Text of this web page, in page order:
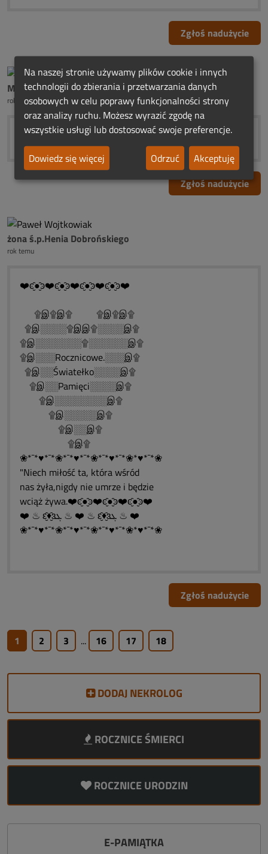
Zgłoś nadużycie
M
rok temu
Zgłoś nadużycie
żona ś.p.Henia Dobrońskiego
rok temu
❤️ͼ̮̑●̮̑ͽ❤️ͼ̮̑●̮̑ͽ❤️ͼ̮̑●̮̑ͽ❤️ͼ̮̑●̮̑ͽ❤️
۩இ۩இ۩ ۩இ۩இ۩
۩இ░░░░۩இஇ۩░░░░இ۩
۩இ░░░░░░░۩░░░░░░இ۩
۩இ░░░Rocznicowe.░░░இ۩
۩இ░░Światełko░░░░இ۩
۩இ░░Pamięci░░░░இ۩
۩இ░░░░░░░░இ۩
۩இ░░░░░இ۩
۩இ░░இ۩
۩இ۩
❀*¯*♥*¯*❀*¯*♥*¯*❀*¯*♥*¯*❀*♥*¯*❀
"Niech miłość ta, która wśród
nas żyła,nigdy nie umrze i będzie
wciąż żywa.❤️ͼ̮̑●̮̑ͽ❤️ͼ̮̑●̮̑ͽ❤️ͼ̮̑●̮̑ͽ❤️
❤️ ♨ ԑ̮̑♦̮̑ɜܓ ♨ ❤️ ♨ ԑ̮̑♦̮̑ɜܓ ♨ ❤️
❀*¯*♥*¯*❀*¯*♥*¯*❀*¯*♥*¯*❀*♥*¯*❀
Zgłoś nadużycie
1 2 3 ... 16 17 18
DODAJ NEKROLOG
ROCZNICE ŚMIERCI
ROCZNICE URODZIN
E-PAMIĄTKA
Na naszej stronie używamy plików cookie i innych
technologii do zbierania i przetwarzania danych
osobowych w celu poprawy funkcjonalności strony
oraz analizy ruchu. Możesz wyrazić zgodę na
wszystkie usługi lub dostosować swoje preferencje.
Dowiedz się więcej
Odrzuć Akceptuję